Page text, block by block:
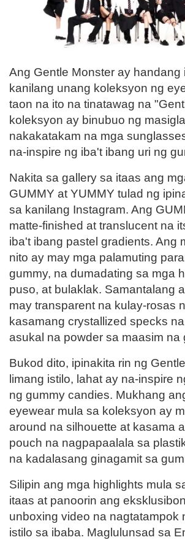
Ang Gentle Monster ay handang
kanilang unang koleksyon ng
taon na ito na tinatawag na
koleksyon ay binubuo ng
nakakatakam na mga
na-inspire ng iba't ibang uri ng
Nakita sa gallery sa itaas ang
GUMMY at YUMMY tulad ng
sa kanilang Instagram. Ang
matte-finished at translucent na
iba't ibang pastel gradients. Ang
nito ay may mga palamuting
gummy, na dumadating sa mga
puso, at bulaklak. Samantalang
may transparent na kulay-rosas
kasamang crystallized specks
asukal na powder sa maasim na
Bukod dito, ipinakita rin ng
limang istilo, lahat ay na-inspire
ng gummy candies. Mukhang
eyewear mula sa koleksyon ay
around na silhouette at kasama
pouch na nagpapaalala sa
na kadalasang ginagamit sa
Silipin ang mga highlights mula
itaas at panoorin ang
unboxing video na nagtatampok
istilo sa ibaba. Maglulunsad sa